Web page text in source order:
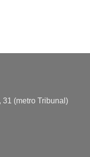
(metro Tribunal)